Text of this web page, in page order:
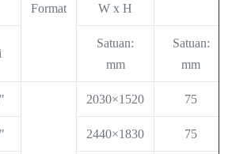
Format
W x H
Satuan:
mm
Satuan:
mm
2030×1520 75
2440×1830 75